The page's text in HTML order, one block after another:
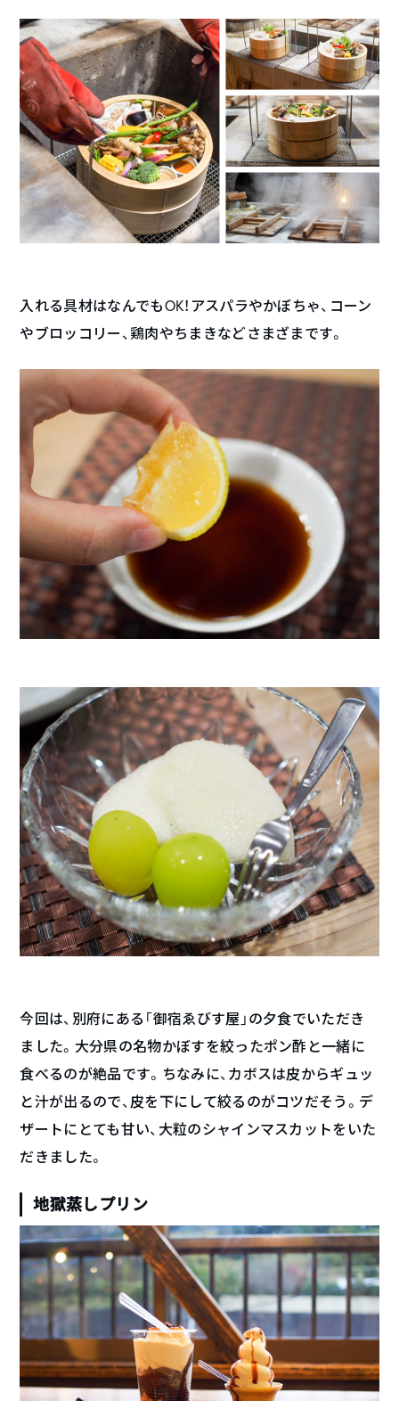
入れる具材はなんでもOK！アスパラやかぼちゃ、コーン
やブロッコリー、鶏肉やちまきなどさまざまです。
今回は、別府にある「御宿ゑびす屋」の夕食でいただき
ました。大分県の名物かぼすを絞ったポン酢と一緒に
食べるのが絶品です。ちなみに、カボスは皮からギュッ
と汁が出るので、皮を下にして絞るのがコツだそう。デ
ザートにとても甘い、大粒のシャインマスカットをいた
だきました。
地獄蒸しプリン